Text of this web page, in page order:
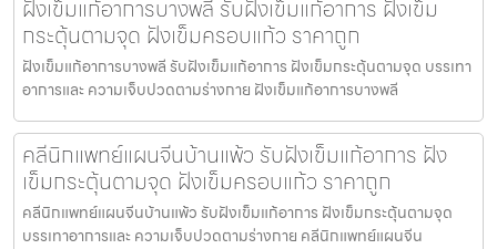
ฝังเข็มแก้อาการบางพลี รับฝังเข็มแก้อาการ ฝังเข็ม
กระตุ้นตามจุด ฝังเข็มครอบแก้ว ราคาถูก
ฝังเข็มแก้อาการบางพลี รับฝังเข็มแก้อาการ ฝังเข็มกระตุ้นตามจุด บรรเทา
อาการและ ความเจ็บปวดตามร่างกาย ฝังเข็มแก้อาการบางพลี
คลีนิกแพทย์แผนจีนบ้านแพ้ว รับฝังเข็มแก้อาการ ฝัง
เข็มกระตุ้นตามจุด ฝังเข็มครอบแก้ว ราคาถูก
คลีนิกแพทย์แผนจีนบ้านแพ้ว รับฝังเข็มแก้อาการ ฝังเข็มกระตุ้นตามจุด
บรรเทาอาการและ ความเจ็บปวดตามร่างกาย คลีนิกแพทย์แผนจีน